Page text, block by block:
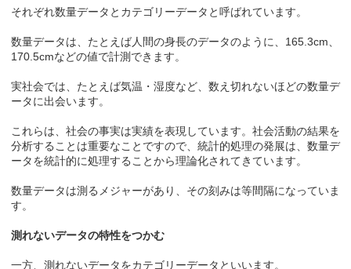
それぞれ数量データとカテゴリーデータと呼ばれています。
数量データは、たとえば人間の身長のデータのように、165.3cm、
170.5cmなどの値で計測できます。
実社会では、たとえば気温・湿度など、数え切れないほどの数量デ
ータに出会います。
これらは、社会の事実は実績を表現しています。社会活動の結果を
分析することは重要なことですので、統計的処理の発展は、数量デ
ータを統計的に処理することから理論化されてきています。
数量データは測るメジャーがあり、その刻みは等間隔になっていま
す。
測れないデータの特性をつかむ
一方、測れないデータをカテゴリーデータといいます。